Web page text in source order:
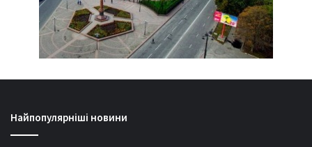
Найпопулярніші новини